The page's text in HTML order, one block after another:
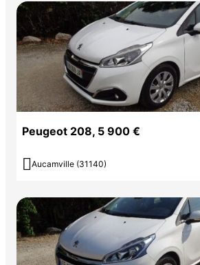
Peugeot 208, 5 900 €
 Aucamville (31140)